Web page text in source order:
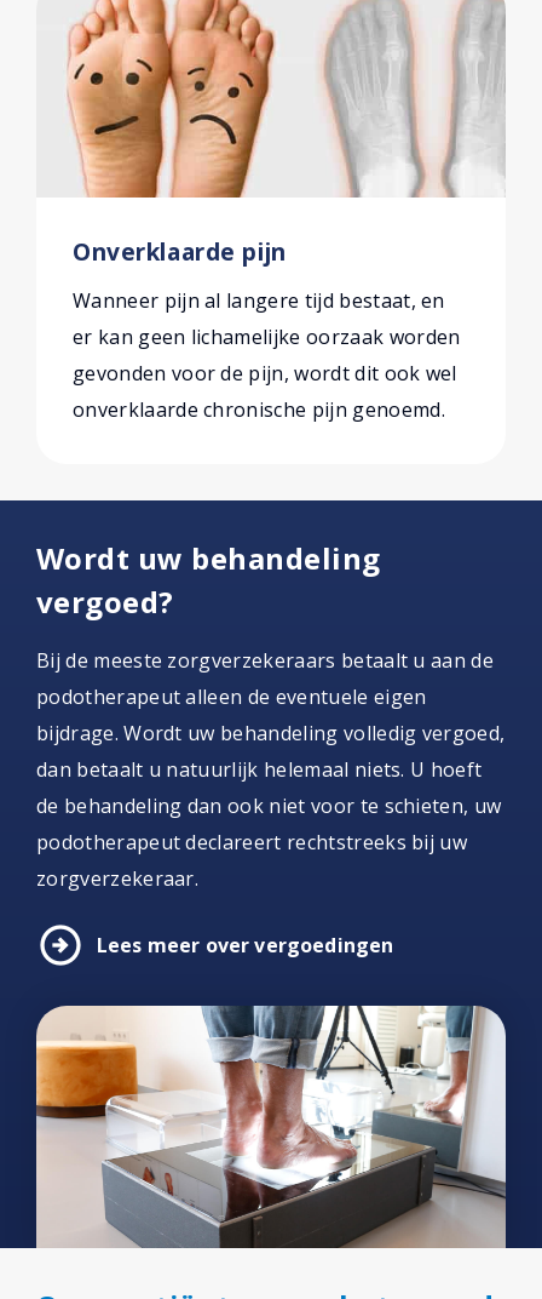
Onverklaarde pijn
Wanneer pijn al langere tijd bestaat, en
er kan geen lichamelijke oorzaak worden
gevonden voor de pijn, wordt dit ook wel
onverklaarde chronische pijn genoemd.
Wordt uw behandeling
vergoed?
Bij de meeste zorgverzekeraars betaalt u aan de
podotherapeut alleen de eventuele eigen
bijdrage. Wordt uw behandeling volledig vergoed,
dan betaalt u natuurlijk helemaal niets. U hoeft
de behandeling dan ook niet voor te schieten, uw
podotherapeut declareert rechtstreeks bij uw
zorgverzekeraar.
arrow_circle_right Lees meer over vergoedingen